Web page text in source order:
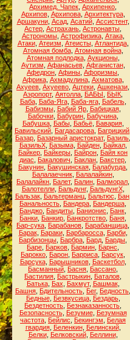
Архимед. Чапек Архипенко
Архипов, Архипова, Архитектура,
Аршакуни, Асад, Асатий, Ассистент,
Астер Астрахань Астронавты
Астрономы, Астрофизика, Атака,
Атаки, Атеизм Атеисты, Атлантида,
Атомная бомба, Атомная война,
Атомная подлодка, Аукционы,
Аутизм Афанасьев, Афганистан,
Афедрон Афины Афоризмы
Африка, Ахмадулина, Ахматова,
Ахуеев Ахуеево Ацтеки Ашкенази
Аэропорт, Аятолла БАБЫ БЫК
Баба, Баба-Яга, Баба-яга, Бабель,
Бабизмы, Бабий Яр, Бабицкая,
Бабочки, Бабурин, Бабучина,
Бабушка, Бабы, Бабьё, Бавария,
Бавильский Багдасарова Багрицкий
Базар Базарный аристократ, Базиль
БазильХ, Базыма, Байден, Байкал,
Байкер Байкеры Байрон Байя кон
диас
Бакалович Баклан Бакстер
Бакунин Бакушинская Балабурда
Балалаечник, Балалайкин,
Балалайкн Балет, Балин Балморал
Балотелли, Бальдунг, БальдунгХ,
Бальзак, Бальтерманц, Бальтюс Бан,
Банальность Бандера Бандерша
Банджо Бандиты Банионис Банк
Банки Банкир Банкротство Баня
Бар-сука Барабанов Барабанщица
Барак, Бараки, Барбаросса, Барби,
Барбизонцы Барбра Бард Барды
Баре Барков Бармин Барнс
Барокко Барон Барриса Барсук
Барсука, Барышников, Баскетбол,
Басманный Басня Бассано
Бастилия Бастрыкин Баталов
Батька, Бах Бахмут, Башмак,
Башня Бдительность Бег, Бедность
Бедные, Безвкусица, Бездарь,
Бездетность Безнаказанность
Безопасность, Безумие, Безумная
частота Бейлис Бекингэм
Белая
гвардия, Беленкин, Белинский,
Белки, Белковский, Беллини,